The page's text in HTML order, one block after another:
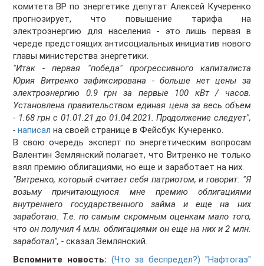
комитета ВР по энергетике депутат Алексей Кучеренко
прогнозирует, что повышение тарифа на
электроэнергию для населения - это лишь первая в
череде предстоящих антисоциальных инициатив нового
главы министерства энергетики.
"Итак - первая "победа" прогрессивного капиталиста
Юрия Витренко зафиксирована - больше нет цены за
электроэнергию 0.9 грн за первые 100 кВт / часов.
Установлена правительством единая цена за весь объем
- 1.68 грн с 01.01.21 до 01.04.2021. Продолжение следует",
- написал на своей странице в Фейсбук Кучеренко.
В свою очередь эксперт по энергетическим вопросам
Валентин Землянский полагает, что Витренко не только
взял премию облигациями, но еще и заработает на них.
"Витренко, который считает себя патриотом, и говорит: "Я
возьму причитающуюся мне премию облигациями
внутреннего государственного займа и еще на них
заработаю. Т.е. по самым скромным оценкам мало того,
что он получил 4 млн. облигациями он еще на них и 2 млн.
заработал", - сказал Землянский.
Вспомните новость: (Что за беспредел?) "Нафтогаз"